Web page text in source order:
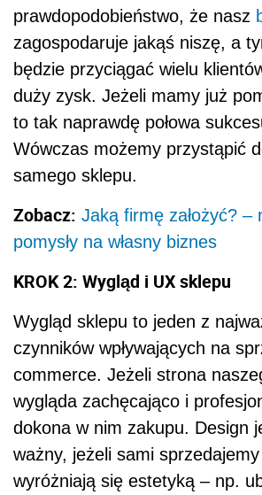
prawdopodobieństwo, że nasz
zagospodaruje jakąś niszę, a
będzie przyciągać wielu
duży zysk. Jeżeli mamy już
to tak naprawdę połowa
Wówczas możemy przystąpić
samego sklepu.
Zobacz: Jaką firmę założyć? –
pomysły na własny biznes
KROK 2: Wygląd i UX sklepu
Wygląd sklepu to jeden z
czynników wpływających na
commerce. Jeżeli strona
wygląda zachęcająco i
dokona w nim zakupu. Design
ważny, jeżeli sami
wyróżniają się estetyką – np.